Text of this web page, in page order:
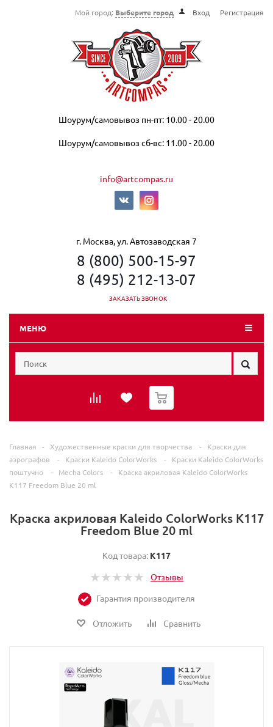
Мой город: Выберите город Вход Регистрация
Шоурум/самовывоз пн-пт: 10.00 - 20.00
Шоурум/самовывоз сб-вс: 11.00 - 20.00
info@artcompas.ru
г. Москва, ул. Автозаводская 7
8 (800) 500-15-97
8 (495) 212-13-07
ЗАКАЗАТЬ ЗВОНОК
МЕНЮ
0
Главная - Художественные краски для творчества -
Краски для
аэрографов
- Краски Kaleido ColorWorks -
Краски Kaleido ColorWorks
поштучно
- Mecha Colors -
Краска акриловая Kaleido ColorWorks
K117 Freedom Blue 20 ml
Краска акриловая Kaleido ColorWorks K117
Freedom Blue 20 ml
Код товара: K117
Отзывы
Гарантия производителя
Отложить Сравнить